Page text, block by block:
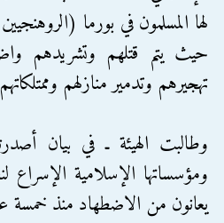
لها المسلمون في بورما
حيث يتم قتلهم وتشريدهم
تهجيرهم وتدمير منازلهم
وطالبت الهيئة ـ في بيان
ومؤسساتها الإسلامية الإسراع
يعانون من الاضطهاد منذ خمسة